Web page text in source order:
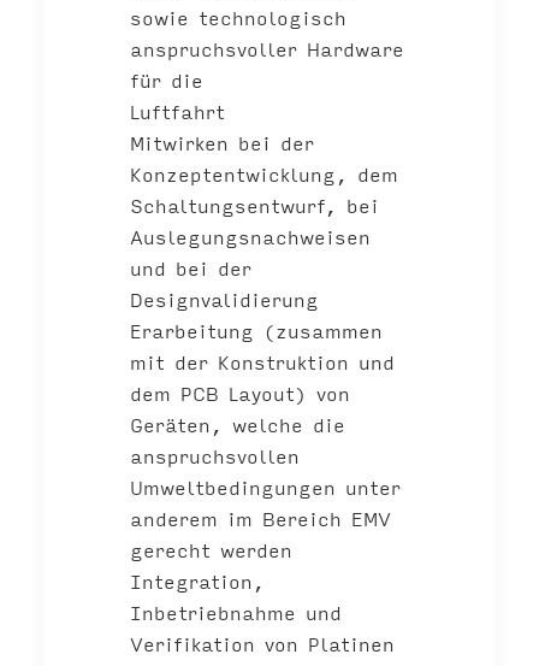
sowie technologisch
anspruchsvoller Hardware
für die
Luftfahrt
Mitwirken bei der
Konzeptentwicklung, dem
Schaltungsentwurf, bei
Auslegungsnachweisen
und bei der
Designvalidierung
Erarbeitung (zusammen
mit der Konstruktion und
dem PCB Layout) von
Geräten, welche die
anspruchsvollen
Umweltbedingungen unter
anderem im Bereich EMV
gerecht werden
Integration,
Inbetriebnahme und
Verifikation von Platinen